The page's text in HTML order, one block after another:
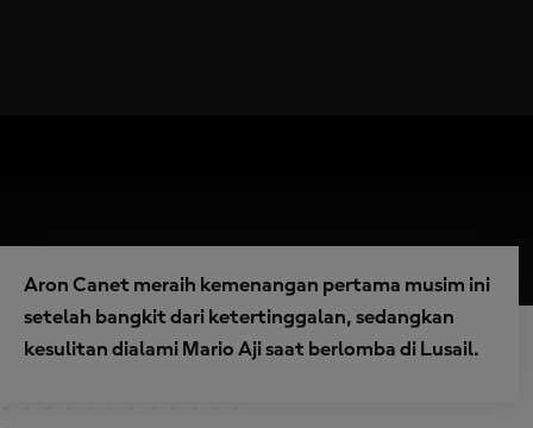
Aron Canet meraih kemenangan pertama musim ini
setelah bangkit dari ketertinggalan, sedangkan
kesulitan dialami Mario Aji saat berlomba di Lusail.